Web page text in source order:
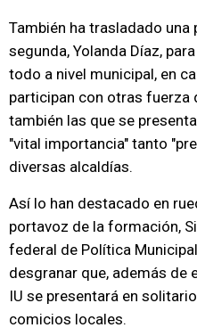
También ha trasladado
segunda, Yolanda Díaz,
todo a nivel municipal, en
participan con otras fuerza
también las que se
"vital importancia" tanto
diversas alcaldías.
Así lo han destacado en
portavoz de la formación,
federal de Política
desgranar que, además de
IU se presentará en
comicios locales.